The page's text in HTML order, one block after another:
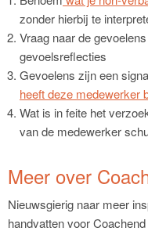
zonder hierbij te
Vraag naar de
gevoelsreflecties
Gevoelens zijn een
heeft deze medewerker
Wat is in feite het
van de medewerker
Meer over
Nieuwsgierig naar meer
handvatten voor